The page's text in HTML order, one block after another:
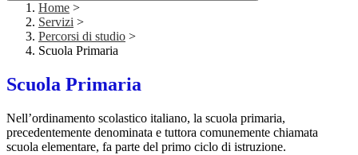
Home >
Servizi >
Percorsi di studio >
Scuola Primaria
Scuola Primaria
Nell’ordinamento scolastico italiano, la scuola primaria,
precedentemente denominata e tuttora comunemente chiamata
scuola elementare, fa parte del primo ciclo di istruzione.